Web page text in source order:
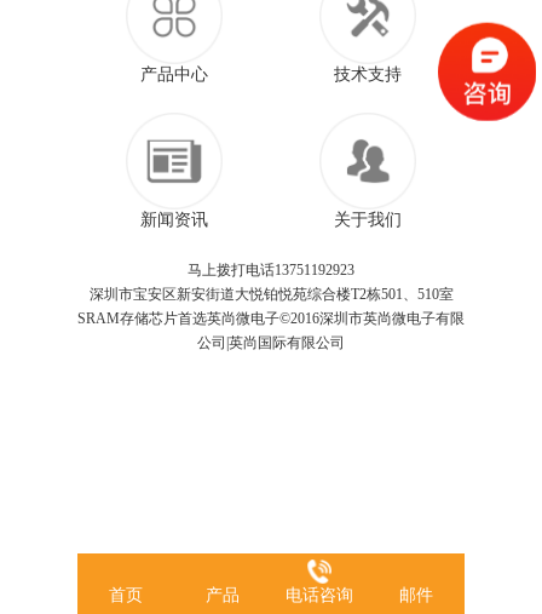
产品中心 技术支持
新闻资讯 关于我们
马上拨打电话13751192923
深圳市宝安区新安街道大悦铂悦苑综合楼T2栋501、510室
SRAM存储芯片首选英尚微电子©2016深圳市英尚微电子有限
公司|英尚国际有限公司
首页 产品 电话咨询 邮件